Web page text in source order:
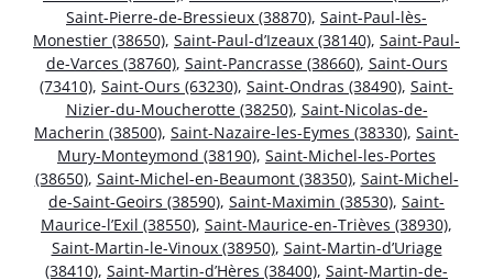
Saint-Pierre-de-Bressieux (38870), Saint-Paul-lès-
Monestier (38650), Saint-Paul-d’Izeaux (38140), Saint-Paul-
de-Varces (38760), Saint-Pancrasse (38660), Saint-Ours
(73410), Saint-Ours (63230), Saint-Ondras (38490), Saint-
Nizier-du-Moucherotte (38250), Saint-Nicolas-de-
Macherin (38500), Saint-Nazaire-les-Eymes (38330), Saint-
Mury-Monteymond (38190), Saint-Michel-les-Portes
(38650), Saint-Michel-en-Beaumont (38350), Saint-Michel-
de-Saint-Geoirs (38590), Saint-Maximin (38530), Saint-
Maurice-l’Exil (38550), Saint-Maurice-en-Trièves (38930),
Saint-Martin-le-Vinoux (38950), Saint-Martin-d’Uriage
(38410), Saint-Martin-d’Hères (38400), Saint-Martin-de-